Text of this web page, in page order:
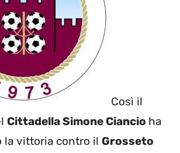
Così il
Cittadella Simone Ciancio ha
la vittoria contro il Grosseto